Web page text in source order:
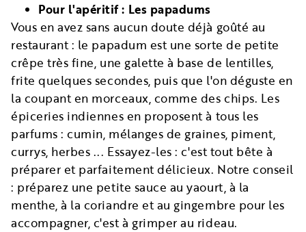
Pour l'apéritif : Les papadums
Vous en avez sans aucun doute déjà goûté au
restaurant : le papadum est une sorte de petite
crêpe très fine, une galette à base de lentilles,
frite quelques secondes, puis que l'on déguste en
la coupant en morceaux, comme des chips. Les
épiceries indiennes en proposent à tous les
parfums : cumin, mélanges de graines, piment,
currys, herbes ... Essayez-les : c'est tout bête à
préparer et parfaitement délicieux. Notre conseil
: préparez une petite sauce au yaourt, à la
menthe, à la coriandre et au gingembre pour les
accompagner, c'est à grimper au rideau.